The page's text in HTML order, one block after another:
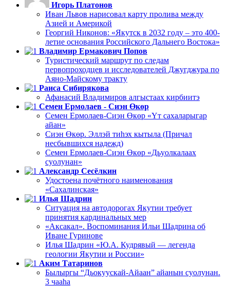
Игорь Платонов
Иван Львов нарисовал карту пролива между
Азией и Америкой
Георгий Никонов: «Якутск в 2032 году – это 400-
летие основания Российского Дальнего Востока»
Владимир Ермакович Попов
Туристический маршрут по следам
первопроходцев и исследователей Джугджура по
Аяно-Майскому тракту
Раиса Сибирякова
Афанасий Владимиров алгыстаах кирбиитэ
Семен Ермолаев - Сиэн Өкөр
Семен Ермолаев-Сиэн Өкөр «Үт сахаларыгар
айан»
Сиэн Өкөр. Эллэй тиһэх кытыла (Причал
несбывшихся надежд)
Семен Ермолаев-Сиэн Өкөр «Дьуолкалаах
суолунан»
Александр Сесёлкин
Удостоена почётного наименования
«Сахалинская»
Илья Шадрин
Ситуация на автодорогах Якутии требует
принятия кардинальных мер
«Аксакал». Воспоминания Ильи Шадрина об
Иване Гуринове
Илья Шадрин «Ю.А. Кудрявый — легенда
геологии Якутии и России»
Аким Татаринов
Былыргы “Дьокуускай-Айаан” айанын суолунан.
3 чааһа